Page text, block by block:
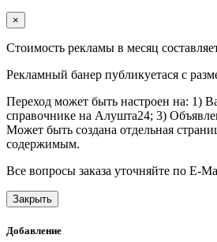
×
Стоимость рекламы в месяц
Рекламный банер публикуетася с
Переход может быть настроен на: 1)
справочнике на Алушта24; 3)
Может быть создана отдельная
содержимым.
Все вопросы заказа уточняйте по E-
Закрыть
Добавление